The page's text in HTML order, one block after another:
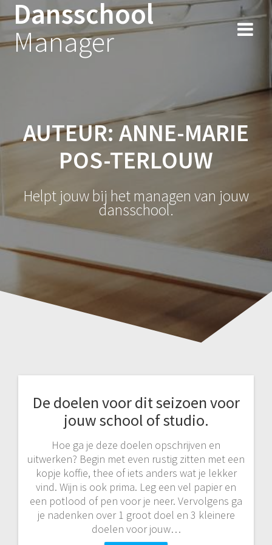
Spring
naar
inhoud
Dansschool
Manager
AUTEUR:ANNE-MARIE
POS-TERLOUW
Helpt jouw bij het managen van jouw
dansschool.
De doelen voor dit seizoen voor
jouw school of studio.
Hoe ga je deze doelen opschrijven en
uitwerken? Begin met even rustig zitten met een
kopje koffie, thee of iets anders wat je lekker
vind. Wijn is ook prima. Leg een vel papier en
een potlood of pen voor je neer. Vervolgens ga
je nadenken over 1 groot doel en 3 kleinere
doelen voor jouw…